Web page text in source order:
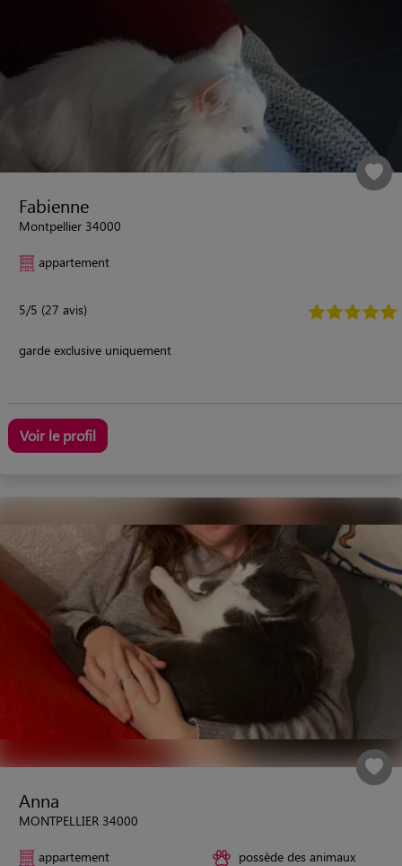
Fabienne
Montpellier 34000
appartement
5/5 (27 avis)
garde exclusive uniquement
Voir le profil
Anna
MONTPELLIER 34000
appartement possède des animaux